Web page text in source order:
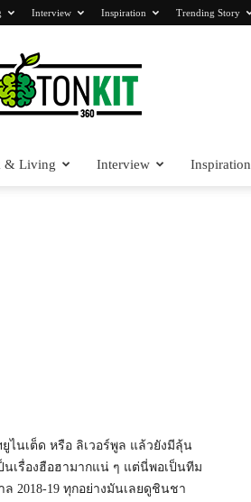
Interview Inspiration Trending Story
& Living Interview Inspiration
ไนเต็ด หรือ ลิเวอร์พูล แล้วยังมีลุ้น
เรื่องฮือฮามากแน่ ๆ แต่นี่พอเป็นทีม
2018-19 ทุกอย่างมันเลยดูชินชา